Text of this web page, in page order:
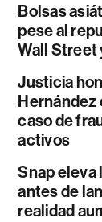
Bolsas
pese al
Wall Street
Justicia
Hernández
caso de
activos
Snap eleva
antes de
realidad